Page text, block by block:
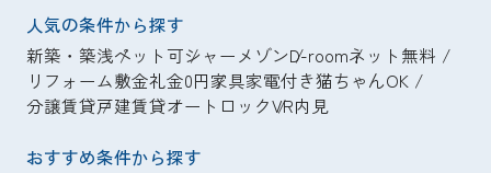
人気の条件から探す
新築・築浅ペット可シャーメゾンD-roomネット無料
リフォーム敷金礼金0円家具家電付き猫ちゃんOK
分譲賃貸戸建賃貸オートロックVR内見
おすすめ条件から探す